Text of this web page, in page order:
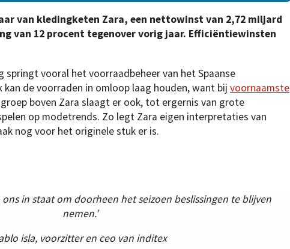
van kledingketen Zara, een nettowinst van 2,72 miljard
van 12 procent tegenover vorig jaar. Efficiëntiewinsten
springt vooral het voorraadbeheer van het Spaanse
de voorraden in omloop laag houden, want bij voornaamste
groep boven Zara slaagt er ook, tot ergernis van grote
op modetrends. Zo legt Zara eigen interpretaties van
nog voor het originele stuk er is.
ons in staat om doorheen het seizoen beslissingen te blijven
nemen.’
isla, voorzitter en ceo van inditex